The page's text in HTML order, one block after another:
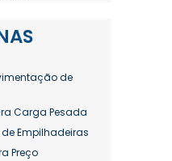
de
Carga Pesada
Empilhadeiras
Preço